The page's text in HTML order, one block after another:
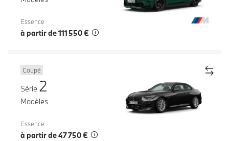
Essence
à partir de 111 550 €
Coupé
Série 2
Modèles
Essence
à partir de 47 750 €